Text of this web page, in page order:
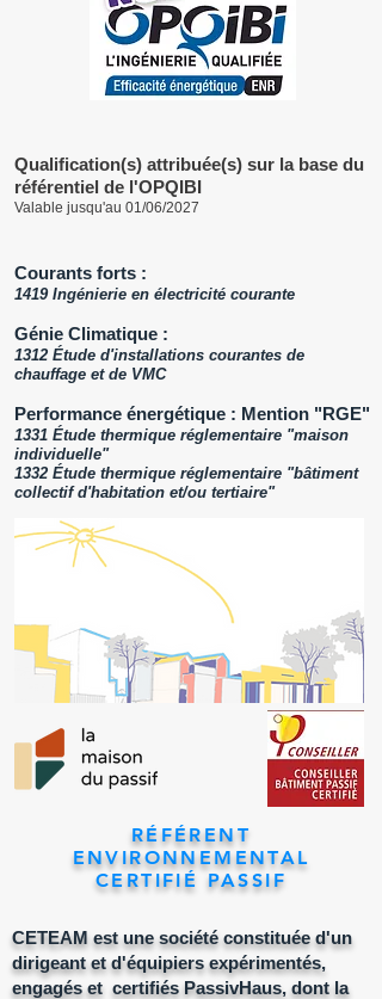
Qualification(s) attribuée(s) sur la base du
référentiel de l'OPQIBI
Valable jusqu'au 01/06/2027
Courants forts :
1419 Ingénierie en électricité courante
Génie Climatique :
1312 Étude d'installations courantes de
chauffage et de VMC
Performance énergétique : Mention "RGE"
1331 Étude thermique réglementaire "maison
individuelle"
1332 Étude thermique réglementaire "bâtiment
collectif d'habitation et/ou tertiaire"
RÉFÉRENT
ENVIRONNEMENTAL
CERTIFIÉ PASSIF
CETEAM est une société constituée d'un
dirigeant et d'équipiers expérimentés,
engagés et certifiés PassivHaus, dont la